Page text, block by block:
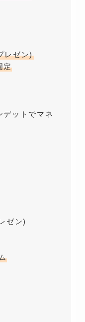
レゼン)
定
デットでマネ
ゼン)